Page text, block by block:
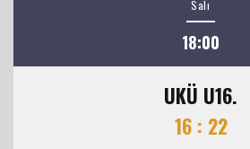
Salı
18:00
UKÜ U16.
16 : 22